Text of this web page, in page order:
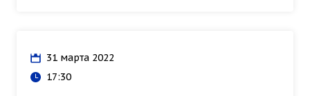
31 марта 2022
17:30